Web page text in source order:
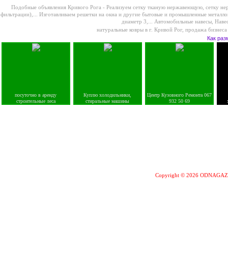
Подобные объявления Кривого Рога - Реализуем сетку тканую нержавеющую, сетку
фильтрации),... Изготавливаем решетки на окна и другие бытовые и промышленные
диаметр 3,... Автомобильные навесы,
натуральные ковры в г. Кривой Рог,продажа
Как
посуточно в аренду
строительные леса
Куплю холодильники,
стиральные машины
Центр Кузовного Ремонта 067
932 50 69
Copyright © 2026